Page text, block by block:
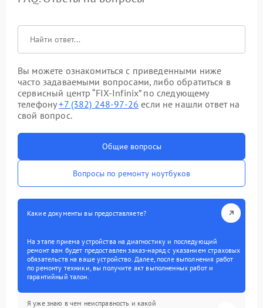
Вы можете ознакомиться с приведенными ниже
часто задаваемыми вопросами, либо обратиться в
сервисный центр “FIX-Infinix” по следующему
телефону+7 (382) 248-97-26 если не нашли ответ на
свой вопрос.
Общие вопросы
Вопросы по ремонту ноутбуков
Какие документы вы предоставляете?
На этапе приема устройства на диагностику и последующий
ремонт вам будет предоставлен заказ-наряд с указанием страховых
обязательств на ваше устройство. Далее, после выполнения работ
по ремонту техники, вы получите акт выполненных работ и
гарантийный талон.
Я уже знаю в чем неисправность и какой